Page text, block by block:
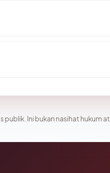
Ini bukan nasihat hukum